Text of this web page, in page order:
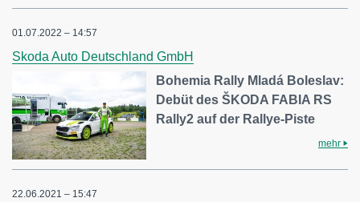
01.07.2022 – 14:57
Skoda Auto Deutschland GmbH
Bohemia Rally Mladá Boleslav:
Debüt des ŠKODA FABIA RS
Rally2 auf der Rallye-Piste
mehr
22.06.2021 – 15:47